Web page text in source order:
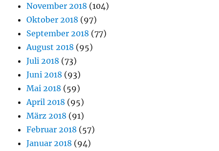
November 2018 (104)
Oktober 2018 (97)
September 2018 (77)
August 2018 (95)
Juli 2018 (73)
Juni 2018 (93)
Mai 2018 (59)
April 2018 (95)
März 2018 (91)
Februar 2018 (57)
Januar 2018 (94)